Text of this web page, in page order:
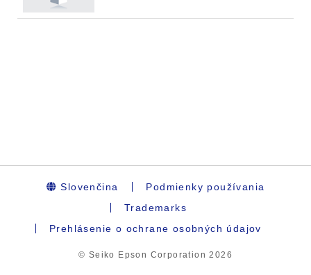
Slovenčina
Podmienky používania
Trademarks
Prehlásenie o ochrane osobných údajov
© Seiko Epson Corporation2026